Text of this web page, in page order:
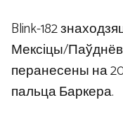
Blink-182
Мексіцы/
перанесены на
пальца Баркера.